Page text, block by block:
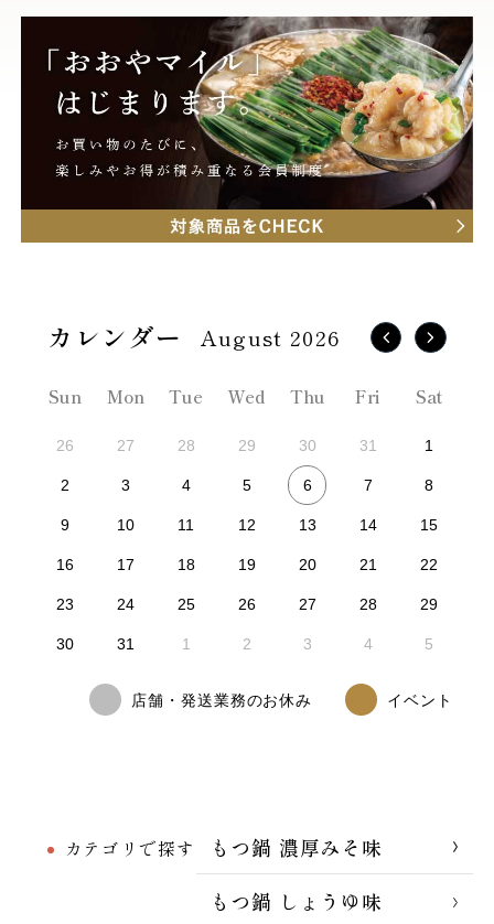
カテゴリで探す
もつ鍋 濃厚みそ味
もつ鍋 しょうゆ味
August 2026
Sun Mon Tue Wed Thu Fri Sat
26 27 28 29 30 31 1
2 3 4 5 6 7 8
9 10 11 12 13 14 15
16 17 18 19 20 21 22
23 24 25 26 27 28 29
30 31 1 2 3 4 5
店舗・発送業務のお休み イベント